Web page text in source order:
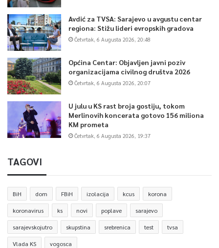
Avdić za TVSA: Sarajevo u avgustu centar
regiona: Stižu lideri evropskih gradova
Četvrtak, 6 Augusta 2026, 20:48
Općina Centar: Objavljen javni poziv
organizacijama civilnog društva 2026
Četvrtak, 6 Augusta 2026, 20:07
U julu u KS rast broja gostiju, tokom
Merlinovih koncerata gotovo 156 miliona
KM prometa
Četvrtak, 6 Augusta 2026, 19:37
TAGOVI
BiH dom FBiH izolacija kcus korona
koronavirus ks novi poplave sarajevo
sarajevskojutro skupstina srebrenica test tvsa
Vlada KS vogosca